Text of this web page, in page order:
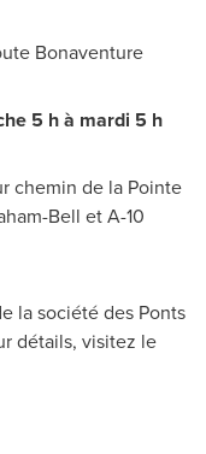
Bonaventure
5 h à mardi 5 h
chemin de la Pointe
Bell et A-10
la société des Ponts
détails, visitez le